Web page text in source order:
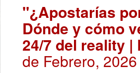
"¿Apostarías
Dónde y cómo
24/7 del reality |
de Febrero,